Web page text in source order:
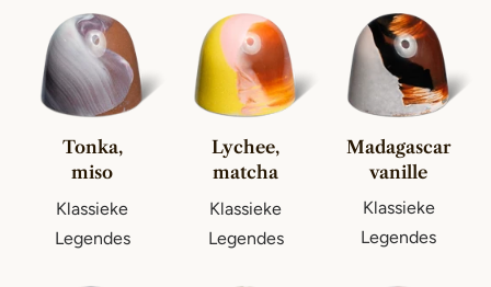
Tonka,
miso
Klassieke
Legendes
Lychee,
matcha
Klassieke
Legendes
Madagascar
vanille
Klassieke
Legendes